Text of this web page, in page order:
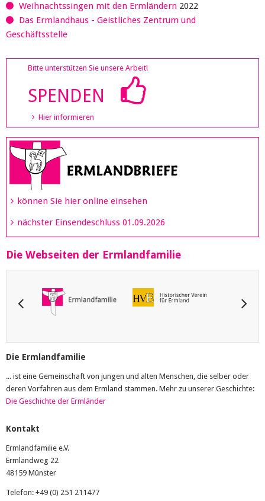
Weihnachtssingen mit den Ermländern 2022
Das Ermlandhaus - Geistliches Zentrum und
Geschäftsstelle
Bitte unterstützen Sie unsere Arbeit!
SPENDEN
Hier informieren
können Sie hier online einsehen
nächster Einsendeschluss 01.09.2026
Die Webseiten der Ermlandfamilie
Die Ermlandfamilie
... ist eine Gemeinschaft von jungen und alten Menschen, die selber oder
deren Vorfahren aus dem Ermland stammen. Mehr zu unserer Geschichte:
Die Geschichte der Ermländer
Kontakt
Ermlandfamilie e.V.
Ermlandweg 22
48159 Münster
Telefon: +49 (0) 251 211477